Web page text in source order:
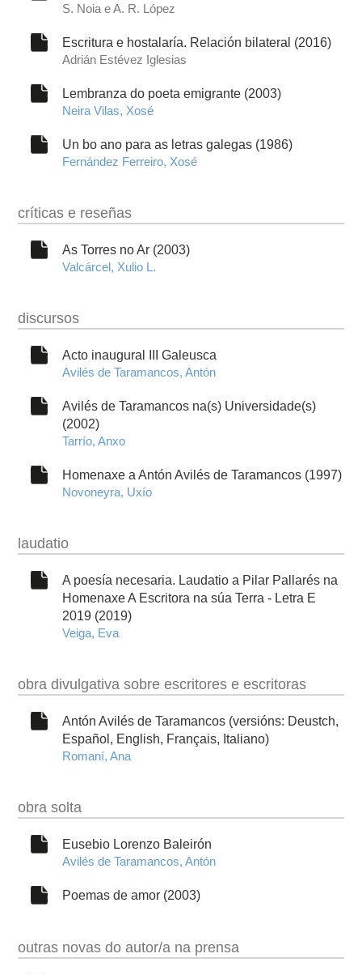
S. Noia e A. R. López
Escritura e hostalaría. Relación bilateral (2016)
Adrián Estévez Iglesias
Lembranza do poeta emigrante (2003)
Neira Vilas, Xosé
Un bo ano para as letras galegas (1986)
Fernández Ferreiro, Xosé
críticas e reseñas
As Torres no Ar (2003)
Valcárcel, Xulio L.
discursos
Acto inaugural III Galeusca
Avilés de Taramancos, Antón
Avilés de Taramancos na(s) Universidade(s)
(2002)
Tarrío, Anxo
Homenaxe a Antón Avilés de Taramancos (1997)
Novoneyra, Uxío
laudatio
A poesía necesaria. Laudatio a Pilar Pallarés na
Homenaxe A Escritora na súa Terra - Letra E
2019 (2019)
Veiga, Eva
obra divulgativa sobre escritores e escritoras
Antón Avilés de Taramancos (versións: Deustch,
Español, English, Français, Italiano)
Romaní, Ana
obra solta
Eusebio Lorenzo Baleirón
Avilés de Taramancos, Antón
Poemas de amor (2003)
outras novas do autor/a na prensa